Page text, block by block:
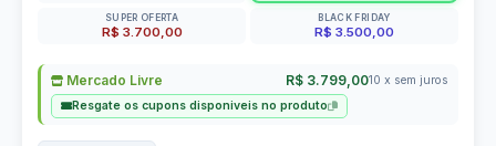
SUPER OFERTA
R$ 3.700,00
BLACK FRIDAY
R$ 3.500,00
Mercado Livre R$ 3.799,0010 x sem juros
Resgate os cupons disponiveis no produto